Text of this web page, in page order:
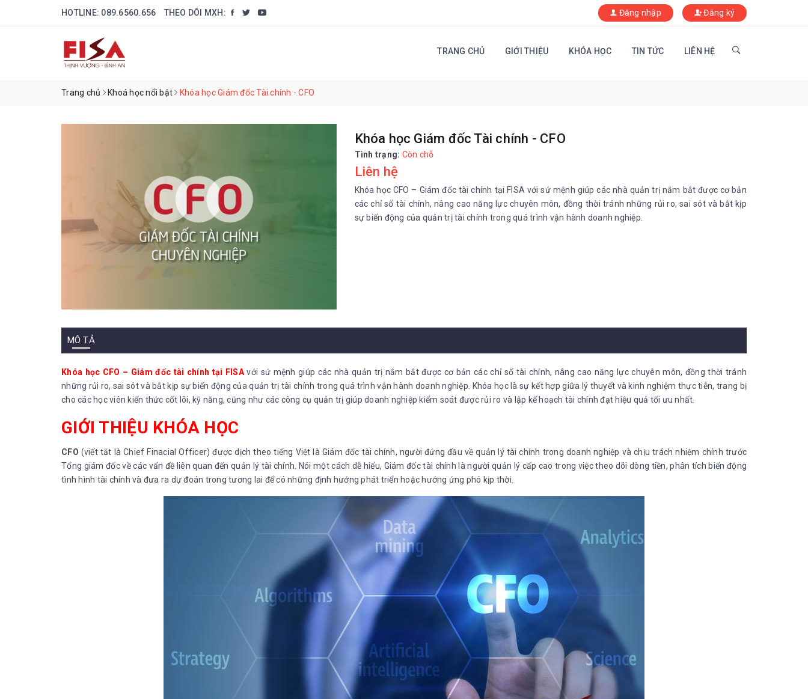
HOTLINE: 089.6560.656 THEO DÕI MXH: Đăng ký
Đăng nhập
TRANG CHỦ GIỚI THIỆU KHÓA HỌC TIN TỨC LIÊN HỆ
Trang chủ Khoá học nổi bật Khóa học Giám đốc Tài chính - CFO
Khóa học Giám đốc Tài chính - CFO
Tình trạng: Còn chỗ
Liên hệ
Khóa học CFO – Giám đốc tài chính tại FISA với sứ mệnh giúp các nhà quản trị nắm bắt được cơ bản
các chỉ số tài chính, nâng cao năng lực chuyên môn, đồng thời tránh những rủi ro, sai sót và bắt kịp
sự biến động của quản trị tài chính trong quá trình vận hành doanh nghiệp.
MÔ TẢ
Khóa học CFO – Giám đốc tài chính tại FISAvới sứ mệnh giúp các nhà quản trị nắm bắt được cơ bản các chỉ số tài chính, nâng cao năng lực chuyên môn, đồng thời tránh
những rủi ro, sai sót và bắt kịp sự biến động của quản trị tài chính trong quá trình vận hành doanh nghiệp. Khóa học là sự kết hợp giữa lý thuyết và kinh nghiệm thực tiễn, trang bị
cho các học viên kiến thức cốt lõi, kỹ năng, cũng như các công cụ quản trị giúp doanh nghiệp kiểm soát được rủi ro và lập kế hoạch tài chính đạt hiệu quả tối ưu nhất.
GIỚI THIỆU KHÓA HỌC
CFO (viết tắt là Chief Finacial Officer) được dịch theo tiếng Việt là Giám đốc tài chính, người đứng đầu về quản lý tài chính trong doanh nghiệp và chịu trách nhiệm chính trước
Tổng giám đốc về các vấn đề liên quan đến quản lý tài chính. Nói một cách dễ hiểu, Giám đốc tài chính là người quản lý cấp cao trong việc theo dõi dòng tiền, phân tích biến động
tình hình tài chính và đưa ra dự đoán trong tương lai để có những định hướng phát triển hoặc hướng ứng phó kịp thời.